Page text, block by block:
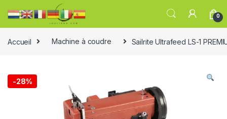
0
Accueil Machine à coudre Sailrite Ultrafeed LS-1
-28%